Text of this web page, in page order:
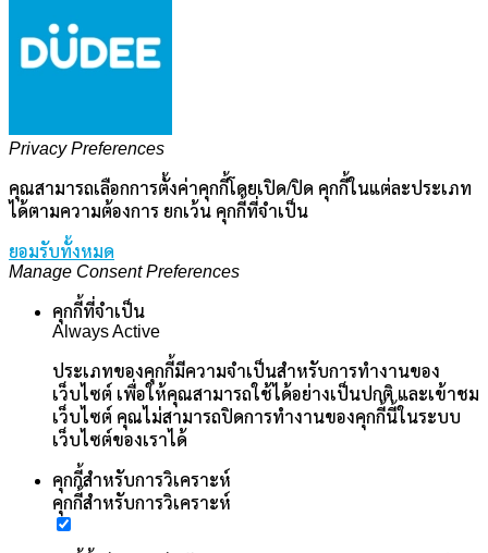
Privacy Preferences
คุณสามารถเลือกการตั้งค่าคุกกี้โดยเปิด/ปิด คุกกี้ในแต่ละประเภท
ได้ตามความต้องการ ยกเว้น คุกกี้ที่จำเป็น
ยอมรับทั้งหมด
Manage Consent Preferences
คุกกี้ที่จำเป็น
Always Active
ประเภทของคุกกี้มีความจำเป็นสำหรับการทำงานของ
เว็บไซต์ เพื่อให้คุณสามารถใช้ได้อย่างเป็นปกติ และเข้าชม
เว็บไซต์ คุณไม่สามารถปิดการทำงานของคุกกี้นี้ในระบบ
เว็บไซต์ของเราได้
คุกกี้สำหรับการวิเคราะห์
คุกกี้สำหรับการวิเคราะห์